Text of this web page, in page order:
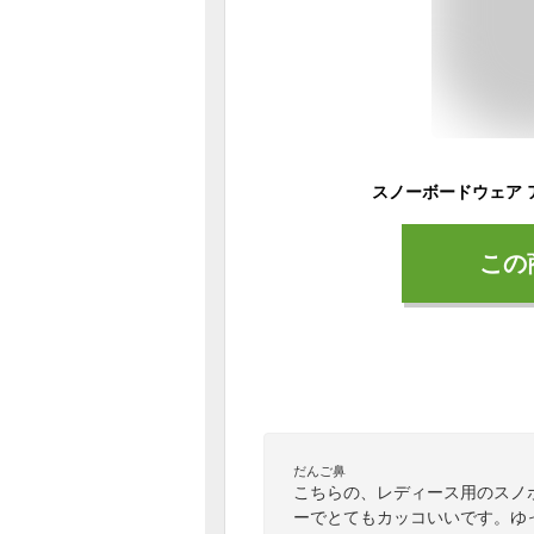
こ
だんご鼻
こちらの、レディース用のス
ーでとてもカッコいいです。